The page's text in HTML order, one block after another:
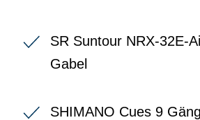
SR Suntour NRX-32E-
Gabel
SHIMANO Cues 9